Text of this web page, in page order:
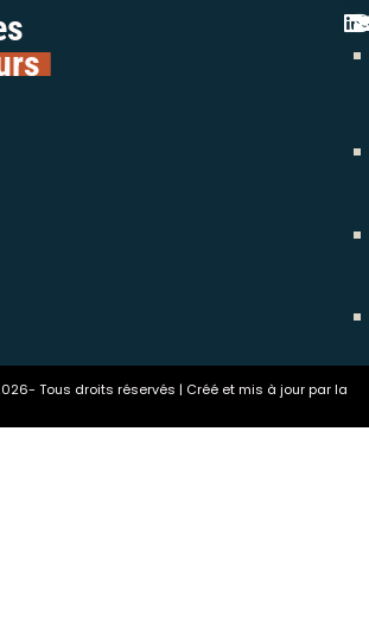
Tous droits réservés | Créé et mis à jour par la